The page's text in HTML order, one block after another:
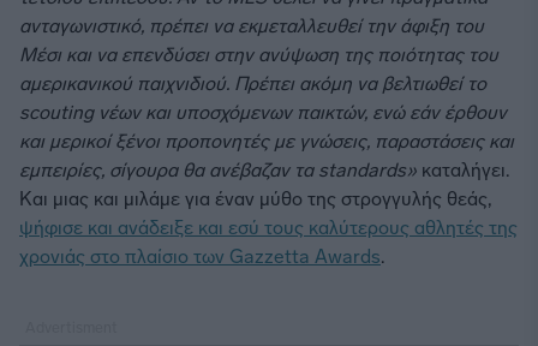
ανταγωνιστικό, πρέπει να εκμεταλλευθεί την άφιξη του
Μέσι και να επενδύσει στην ανύψωση της ποιότητας του
αμερικανικού παιχνιδιού. Πρέπει ακόμη να βελτιωθεί το
scouting νέων και υποσχόμενων παικτών, ενώ εάν έρθουν
και μερικοί ξένοι προπονητές με γνώσεις, παραστάσεις και
εμπειρίες, σίγουρα θα ανέβαζαν τα standards» καταλήγει.
Και μιας και μιλάμε για έναν μύθο της στρογγυλής θεάς,
ψήφισε και ανάδειξε και εσύ τους καλύτερους αθλητές της
χρονιάς στο πλαίσιο των Gazzetta Awards.